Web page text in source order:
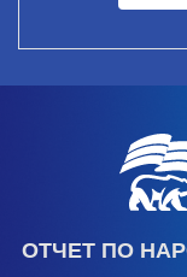
ОТЧЕТ ПО